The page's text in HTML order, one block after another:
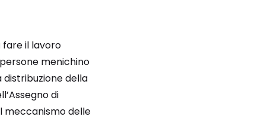
fare il lavoro
menichino
distribuzione della
di
meccanismo delle